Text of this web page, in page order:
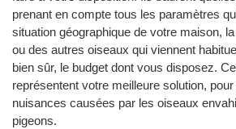
prenant en compte tous les paramètres
situation géographique de votre maison,
ou des autres oiseaux qui viennent
bien sûr, le budget dont vous disposez.
représentent votre meilleure solution,
nuisances causées par les oiseaux
pigeons.